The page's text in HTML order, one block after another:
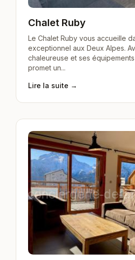
Chalet Ruby
Le Chalet Ruby vous accueille
exceptionnel aux Deux Alpes.
chaleureuse et ses
promet un...
Lire la suite →